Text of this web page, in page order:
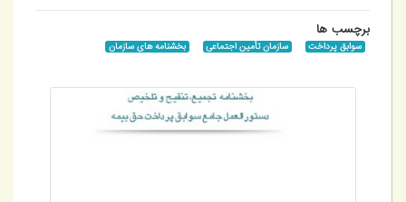
برچسب ها
سوابق پرداخت سازمان تأمین اجتماعی بخشنامه های سازمان